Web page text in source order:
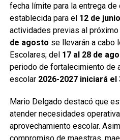
fecha límite para la entrega
establecida para el 12 de junio
actividades previas al
de agosto se llevarán a cabo
Escolares; del 17 al 28 de
periodo de fortalecimiento de
escolar 2026-2027 iniciará
Mario Delgado destacó que
atender necesidades
aprovechamiento escolar.
compromiso de maestras,